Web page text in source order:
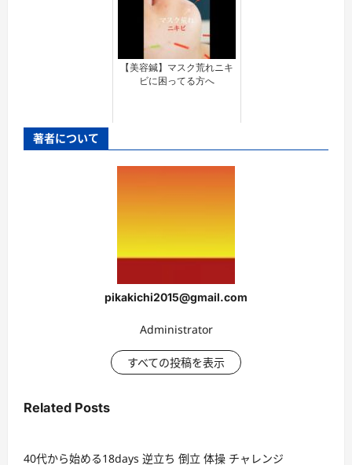
【美容鍼】マスク荒れニキ
ビに困ってる方へ
著者について
pikakichi2015@gmail.com
Administrator
すべての投稿を表示
Related Posts
40代から始める18days 逆立ち 倒立 体操 チャレンジ